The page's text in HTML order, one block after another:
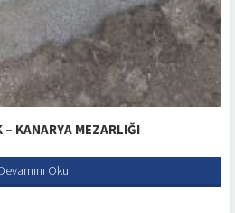
– KANARYA MEZARLIĞI
Oku